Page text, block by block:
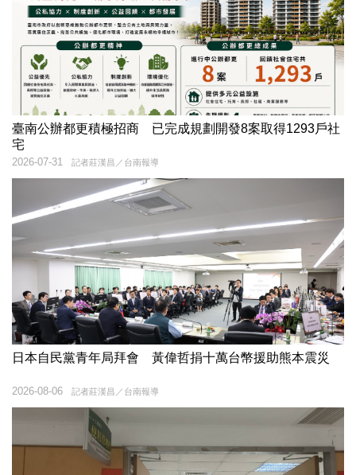
臺南公辦都更積極招商 已完成規劃開發8案取得1293戶社
宅
記者莊漢昌／台南報導
2026-07-31
日本自民黨青年局拜會 黃偉哲捐十萬台幣援助熊本震災
記者莊漢昌／台南報導
2026-08-06